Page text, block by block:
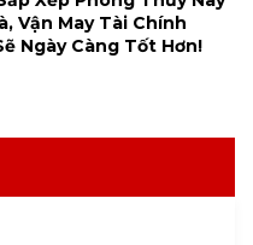
Vận May Tài Chính
Ngày Càng Tốt Hơn!